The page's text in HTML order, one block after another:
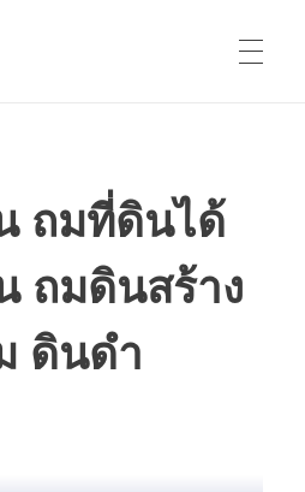
ถมที่ดินได้
ถมดินสร้าง
ดินดำ